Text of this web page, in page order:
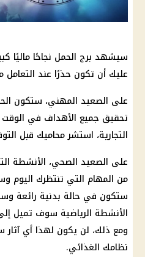
سيشهد برج الحمل نجاحًا ماليًا
عليك أن تكون حذرًا عند
على الصعيد المهني، ستكون
تحقيق جميع الأهداف في الوقت
التجارية، استشر محاميك قبل
على الصعيد الصحي، الأنشطة
من المهام التي تنتظرك اليوم
ستكون في حالة بدنية رائعة
الأنشطة الرياضية سوف تميل
ومع ذلك، لن يكون لهذا أي آثار
نظامك الغذائي.